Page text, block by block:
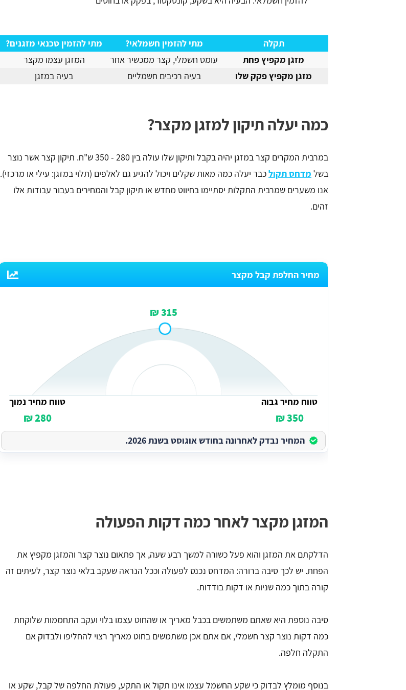
תקלה מתי להזמין חשמלאי?
מתי להזמין טכנאי מזגנים?
מזגן מקפיץ פחת
עומס חשמלי, קצר ממכשיר אחר
המזגן עצמו מקצר
מזגן מקפיץ פקק שלו
בעיה רכיבים חשמליים בעיה במזגן
כמה יעלה תיקון למזגן מקצר?
במרבית המקרים קצר במזגן יהיה בקבל ותיקון שלו עולה בין 280 - 350 ש"ח. תיקון קצר אשר נוצר
בשל מדחס תקולכבר יעלה כמה מאות שקלים ויכול להגיע גם לאלפים (תלוי במזגן: עילי או מרכזי).
אנו משערים שמרבית התקלות יסתיימו בחיווט מחדש או תיקון קבל והמחירים בעבור עבודות אלו
זהים.
מחיר החלפת קבל מקצר
315 ₪
טווח מחיר גבוה
350 ₪
טווח מחיר נמוך
280 ₪
המחיר נבדק לאחרונה בחודש אוגוסט בשנת 2026.
המזגן מקצר לאחר כמה דקות הפעולה
הדלקתם את המזגן והוא פעל כשורה למשך רבע שעה, אך פתאום נוצר קצר והמזגן מקפיץ את
הפחת. יש לכך סיבה ברורה: המדחס נכנס לפעולה וככל הנראה שעקב בלאי נוצר קצר, לעיתים זה
קורה בתוך כמה שניות או דקות בודדות.
סיבה נוספת היא שאתם משתמשים בכבל מאריך או שהחוט עצמו בלוי ועקב התחממות שלוקחת
כמה דקות נוצר קצר חשמלי, אם אתם אכן משתמשים בחוט מאריך רצוי להחליפו ולבדוק אם
התקלה חלפה.
בנוסף מומלץ לבדוק כי שקע החשמל עצמו אינו תקול או התקע, פעולת החלפה של קבל, שקע או